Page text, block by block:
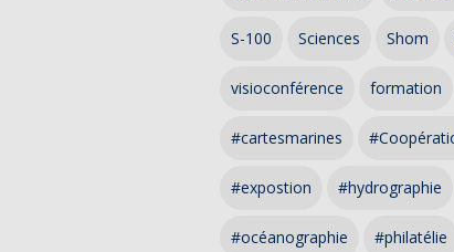
S-100 Sciences Shom
visioconférence formation
#cartesmarines
#expostion #hydrographie
#océanographie #philatélie